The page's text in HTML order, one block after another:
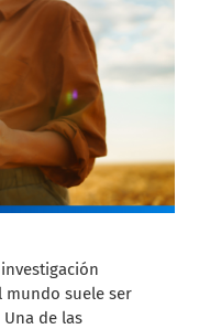
mundo suele ser
de las